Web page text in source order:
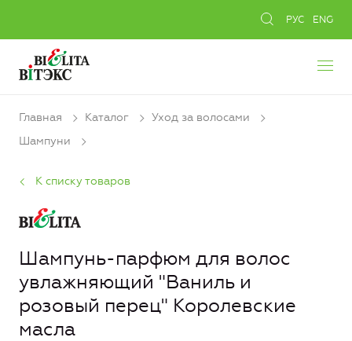
РУС ENG
Главная Каталог
Уход за волосами
Шампуни
К списку товаров
Шампунь-парфюм для волос
увлажняющий "Ваниль и
розовый перец" Королевские
масла